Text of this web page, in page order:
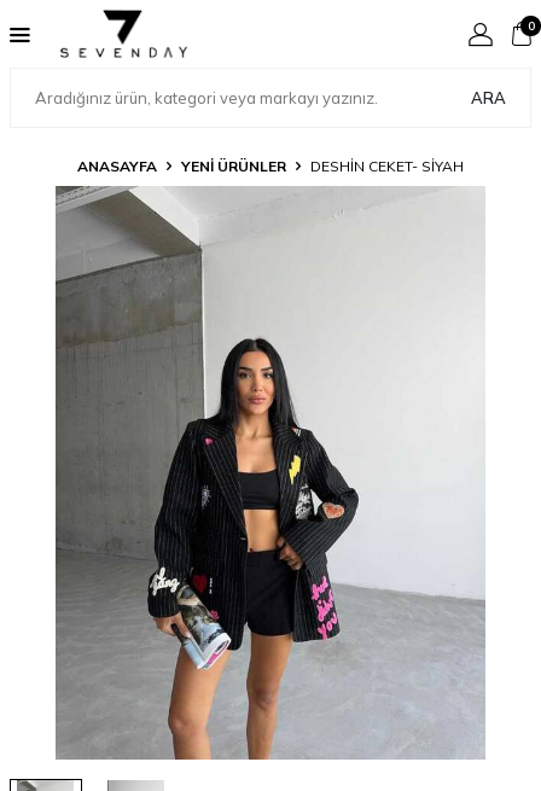
ARA
0
ANASAYFA YENİ ÜRÜNLER DESHIN CEKET- SIYAH